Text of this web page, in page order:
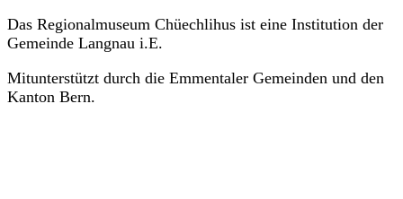
Das Regionalmuseum Chüechlihus ist eine Institution der
Gemeinde Langnau i.E.
Mitunterstützt durch die Emmentaler Gemeinden und den
Kanton Bern.